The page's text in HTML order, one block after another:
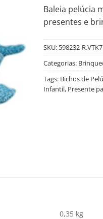
Baleia pelúcia
presentes e
SKU: 598232-
Categorias:
Tags: Bichos de
Infantil, Presente
0,35 kg